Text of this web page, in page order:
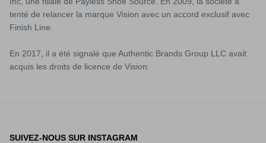
tenté de relancer la marque Vision avec un accord exclusif avec
Finish Line.
En 2017, il a été signalé que Authentic Brands Group LLC avait
acquis les droits de licence de Vision.
SUIVEZ-NOUS SUR INSTAGRAM